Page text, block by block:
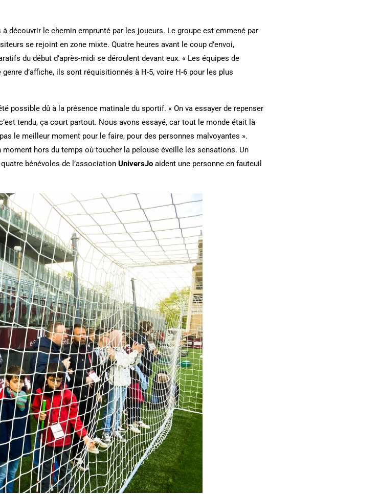
découvrir le chemin emprunté par les joueurs. Le groupe est emmené par
se rejoint en zone mixte. Quatre heures avant le coup d’envoi,
du début d’après-midi se déroulent devant eux. « Les équipes de
d’affiche, ils sont réquisitionnés à H-5, voire H-6 pour les plus
possible dû à la présence matinale du sportif. « On va essayer de repenser
tendu, ça court partout. Nous avons essayé, car tout le monde était là
le meilleur moment pour le faire, pour des personnes malvoyantes ».
moment hors du temps où toucher la pelouse éveille les sensations. Un
bénévoles de l’association UniversJo aident une personne en fauteuil